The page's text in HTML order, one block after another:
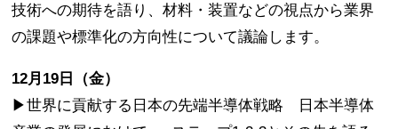
技術への期待を語り、材料・装置などの視点から業界
の課題や標準化の方向性について議論します。
12月19日（金）
▶世界に貢献する日本の先端半導体戦略 日本半導体